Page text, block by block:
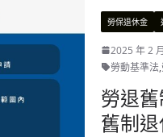
勞保退休金
2025 年 2
勞動基準法,
勞退
舊制